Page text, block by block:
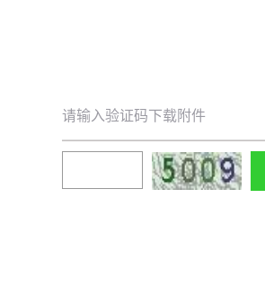
请输入验证码下载附件